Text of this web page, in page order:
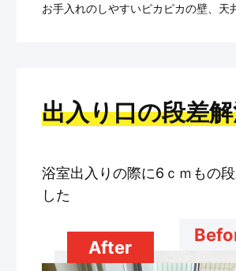
お手入れのしやすいピカピカの壁、天
出入り口の段差
浴室出入りの際に6ｃｍもの
した
After